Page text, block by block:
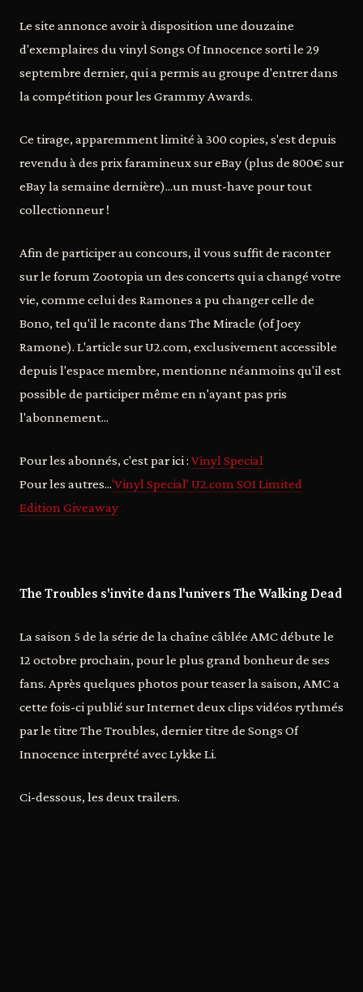
Le site annonce avoir à disposition une douzaine
d'exemplaires du vinyl Songs Of Innocence sorti le 29
septembre dernier, qui a permis au groupe d'entrer dans
la compétition pour les Grammy Awards.
Ce tirage, apparemment limité à 300 copies, s'est depuis
revendu à des prix faramineux sur eBay (plus de 800€ sur
eBay la semaine dernière)...un must-have pour tout
collectionneur !
Afin de participer au concours, il vous suffit de raconter
sur le forum Zootopia un des concerts qui a changé votre
vie, comme celui des Ramones a pu changer celle de
Bono, tel qu'il le raconte dans The Miracle (of Joey
Ramone). L'article sur U2.com, exclusivement accessible
depuis l'espace membre, mentionne néanmoins qu'il est
possible de participer même en n'ayant pas pris
l'abonnement...
Pour les abonnés, c'est par ici : Vinyl Special
Pour les autres...'Vinyl Special' U2.com SOI Limited
Edition Giveaway
The Troubles s'invite dans l'univers The Walking Dead
La saison 5 de la série de la chaîne câblée AMC débute le
12 octobre prochain, pour le plus grand bonheur de ses
fans. Après quelques photos pour teaser la saison, AMC a
cette fois-ci publié sur Internet deux clips vidéos rythmés
par le titre The Troubles, dernier titre de Songs Of
Innocence interprété avec Lykke Li.
Ci-dessous, les deux trailers.